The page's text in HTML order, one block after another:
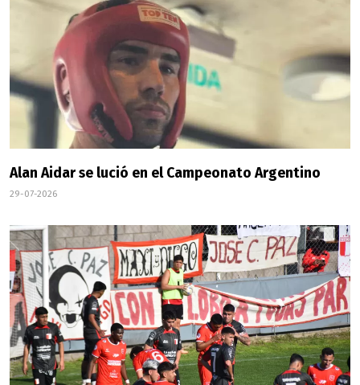
Alan Aidar se lució en el Campeonato Argentino
29-07-2026